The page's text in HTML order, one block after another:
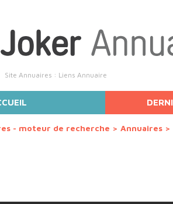
Site Annuaires : Liens Annuaire
- moteur de recherche > Annuaires >